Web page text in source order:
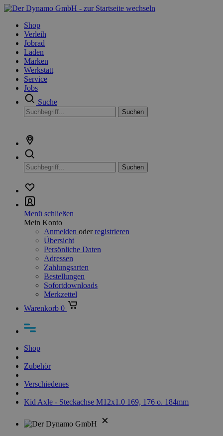
Shop
Verleih
Jobrad
Laden
Marken
Werkstatt
Service
Jobs
Suche
Suchen
Suchen
Menü schließen
Mein Konto
Anmelden oderregistrieren
Übersicht
Persönliche Daten
Adressen
Zahlungsarten
Bestellungen
Sofortdownloads
Merkzettel
Warenkorb 0
Shop
Zubehör
Verschiedenes
Kid Axle - Steckachse M12x1.0 169, 176 o. 184mm